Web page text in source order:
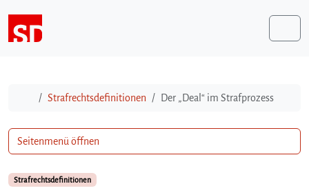
StartStrafrechtsdefinitionen Der „Deal“ im Strafprozess
Strafrechtsdefinitionen
Seitenmenü öffnen